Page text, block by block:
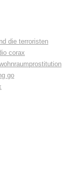
die terroristen
corax
go